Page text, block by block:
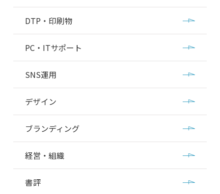
DTP・印刷物
PC・ITサポート
SNS運用
デザイン
ブランディング
経営・組織
書評